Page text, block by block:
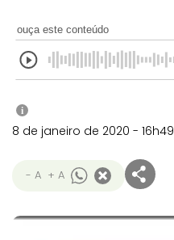
ouça este conteúdo
i
8 de janeiro de 2020 - 16h49
- A + A